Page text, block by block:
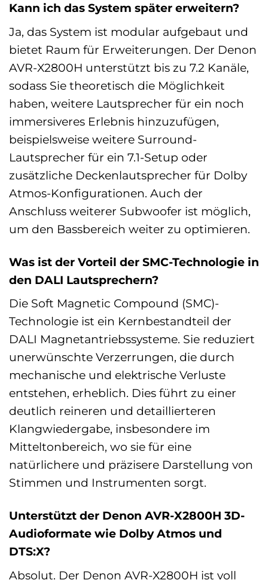
Kann ich das System später erweitern?
Ja, das System ist modular aufgebaut und
bietet Raum für Erweiterungen. Der Denon
AVR-X2800H unterstützt bis zu 7.2 Kanäle,
sodass Sie theoretisch die Möglichkeit
haben, weitere Lautsprecher für ein noch
immersiveres Erlebnis hinzuzufügen,
beispielsweise weitere Surround-
Lautsprecher für ein 7.1-Setup oder
zusätzliche Deckenlautsprecher für Dolby
Atmos-Konfigurationen. Auch der
Anschluss weiterer Subwoofer ist möglich,
um den Bassbereich weiter zu optimieren.
Was ist der Vorteil der SMC-Technologie in
den DALI Lautsprechern?
Die Soft Magnetic Compound (SMC)-
Technologie ist ein Kernbestandteil der
DALI Magnetantriebssysteme. Sie reduziert
unerwünschte Verzerrungen, die durch
mechanische und elektrische Verluste
entstehen, erheblich. Dies führt zu einer
deutlich reineren und detaillierteren
Klangwiedergabe, insbesondere im
Mitteltonbereich, wo sie für eine
natürlichere und präzisere Darstellung von
Stimmen und Instrumenten sorgt.
Unterstützt der Denon AVR-X2800H 3D-
Audioformate wie Dolby Atmos und
DTS:X?
Absolut. Der Denon AVR-X2800H ist voll